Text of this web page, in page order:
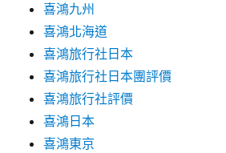
喜鴻九州
喜鴻北海道
喜鴻旅行社日本
喜鴻旅行社日本團評價
喜鴻旅行社評價
喜鴻日本
喜鴻東京